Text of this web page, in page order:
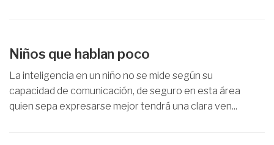
Niños que hablan poco
La inteligencia en un niño no se mide según su
capacidad de comunicación, de seguro en esta área
quien sepa expresarse mejor tendrá una clara ven...